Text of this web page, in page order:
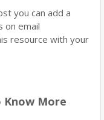
you can add a
on email
resource with your
Know More